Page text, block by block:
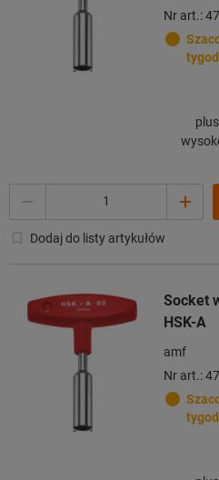
Nr art.:
Dodaj do listy artykułów
Socket
HSK-A
amf
Nr art.: